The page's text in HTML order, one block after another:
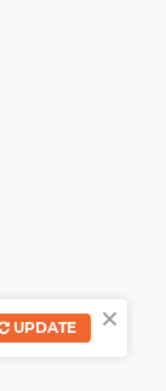
×
UPDATE